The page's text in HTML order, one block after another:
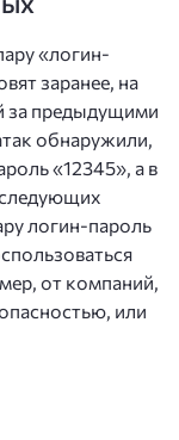
«логин-
заранее, на
за предыдущими
обнаружили,
«12345», а в
логин-пароль
от компаний,
или